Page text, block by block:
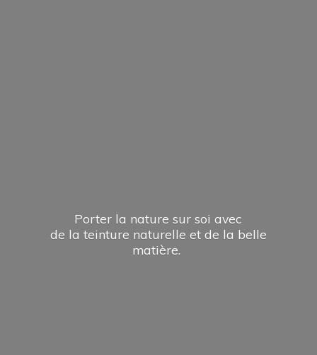
Porter la nature sur soi avec
de la teinture naturelle et de la belle
matière.